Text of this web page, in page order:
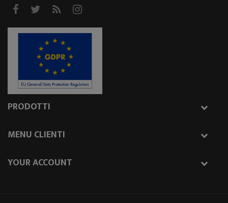
PRODOTTI
MENU CLIENTI
YOUR ACCOUNT